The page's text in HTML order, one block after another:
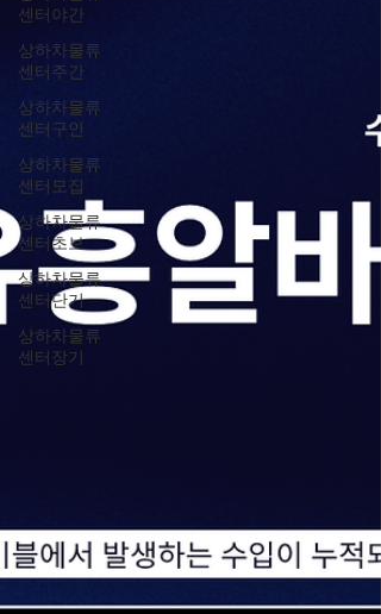
센터야간
상하차물류
센터주간
상하차물류
센터구인
상하차물류
센터모집
상하차물류
센터초보
상하차물류
센터단기
상하차물류
센터장기
분류됩니다: 바·펍·클럽 문화 : 음악·칵테일·댄스 중
해변가·루프탑 바 : 바다 전망과 함께하는 칵테일
화 부산유흥알바 전통 포장마차·노래방 등 여유 있
소 입니다. 2. 부산유흥알바핵심 유흥 지역별 특징
설명 : 부산에서 가장 활기찬 밤문화 지역으로, 지
철역 주변 전체가 유흥 밀집 지역입니다. 특징 클럽
펍·바·라운지 가 밀집 외국인도 많이 찾는 곳 도보
여러 업소를 즐길 수 있